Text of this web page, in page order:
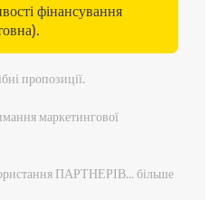
фінансування
пропозиції.
маркетингової
ПАРТНЕРІВ...більше